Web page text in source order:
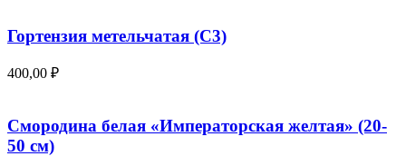
Гортензия метельчатая (С3)
400,00 ₽
Смородина белая «Императорская желтая» (20-
50 см)